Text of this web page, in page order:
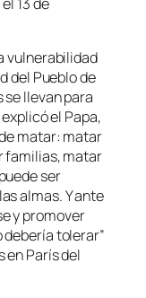
vulnerabilidad
del Pueblo de
se llevan para
el Papa,
matar: matar
familias, matar
ser
almas. Y ante
y promover
tolerar”
en París del